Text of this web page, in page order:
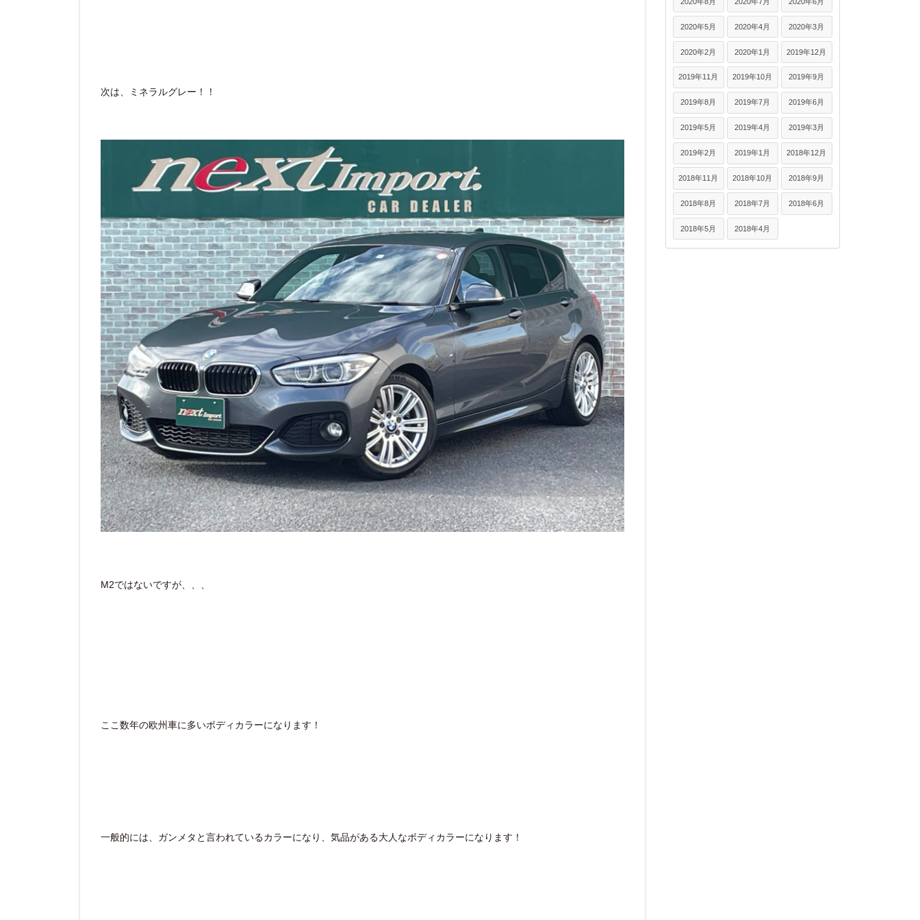
次は、ミネラルグレー！！
M2ではないですが、、、
ここ数年の欧州車に多いボディカラーになります！
一般的には、ガンメタと言われているカラーになり、気品がある大人なボディカラーになります！
2020年5月 2020年4月 2020年3月
2020年2月 2020年1月 2019年12月
2019年11月 2019年10月 2019年9月
2019年8月 2019年7月 2019年6月
2019年5月 2019年4月 2019年3月
2019年2月 2019年1月 2018年12月
2018年11月 2018年10月 2018年9月
2018年8月 2018年7月 2018年6月
2018年5月 2018年4月